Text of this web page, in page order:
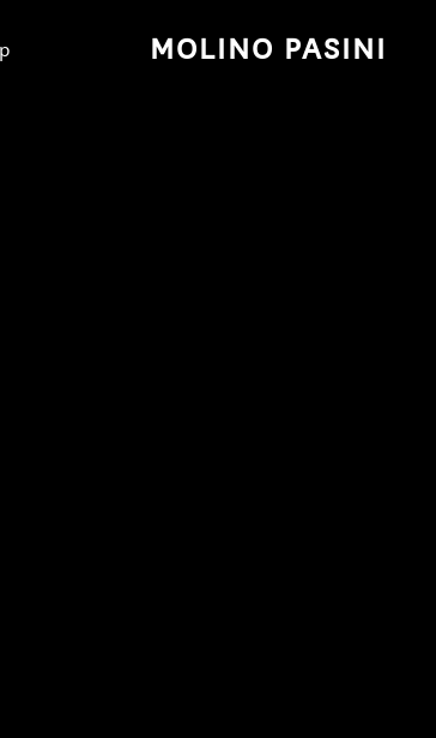
MOLINO PASINI